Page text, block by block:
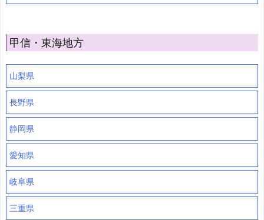
甲信・東海地方
山梨県
長野県
静岡県
愛知県
岐阜県
三重県